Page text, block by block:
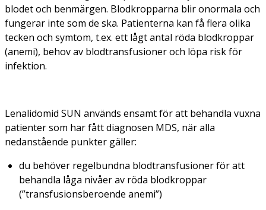
blodet och benmärgen. Blodkropparna blir onormala och
fungerar inte som de ska. Patienterna kan få flera olika
tecken och symtom, t.ex. ett lågt antal röda blodkroppar
(anemi), behov av blodtransfusioner och löpa risk för
infektion.
Lenalidomid SUN används ensamt för att behandla vuxna
patienter som har fått diagnosen MDS, när alla
nedanstående punkter gäller:
du behöver regelbundna blodtransfusioner för att
behandla låga nivåer av röda blodkroppar
(”transfusionsberoende anemi”)